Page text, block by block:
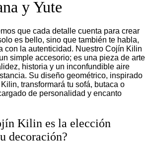
y Yute
que cada detalle cuenta para crear
es bello, sino que también te habla,
con la autenticidad. Nuestro Cojín Kilin
simple accesorio; es una pieza de arte
historia y un inconfundible aire
Su diseño geométrico, inspirado
transformará tu sofá, butaca o
de personalidad y encanto
Kilin es la elección
decoración?